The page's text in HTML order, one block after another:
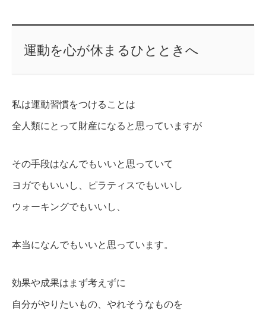
運動を心が休まるひとときへ
私は運動習慣をつけることは
全人類にとって財産になると思っていますが
その手段はなんでもいいと思っていて
ヨガでもいいし、ピラティスでもいいし
ウォーキングでもいいし、
本当になんでもいいと思っています。
効果や成果はまず考えずに
自分がやりたいもの、やれそうなものを